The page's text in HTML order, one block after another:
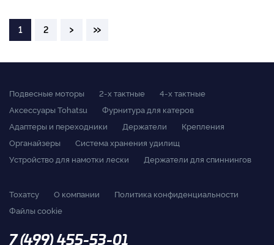
1 2 › »
Подвесные моторы 2-x тактные
4-x тактные
Аксессуары Tohatsu
Фурнитура для катеров
Адаптеры и переходники
Держатели
Крепления
Органайзеры
Система хранения удилищ
Устройство для намотки лески
Держатели для спиннингов
Тохатсу О компании
Политика конфиденциальности
Файлы cookie
7 (499) 455-53-01